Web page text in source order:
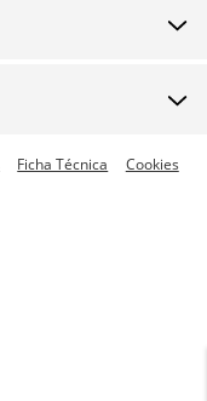
Ficha Técnica Cookies